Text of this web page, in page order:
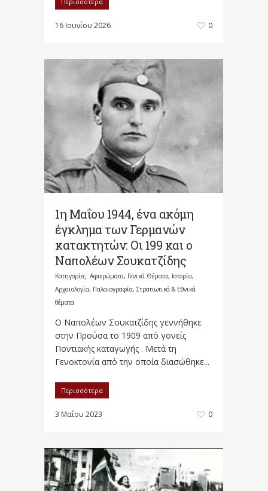
16 Ιουνίου 2026 0
1η Μαΐου 1944, ένα ακόμη
έγκλημα των Γερμανών
κατακτητών: Οι 199 και ο
Ναπολέων Σουκατζίδης
Κατηγορίες: Αφιερώματα, Γενικά Θέματα, Ιστορία,
Αρχαιολογία, Παλαιογραφία, Στρατιωτικά & Εθνικά
θέματα
Ο Ναπολέων Σουκατζίδης γεννήθηκε
στην Προύσα το 1909 από γονείς
Ποντιακής καταγωγής . Μετά τη
Γενοκτονία από την οποία διασώθηκε...
Περισσότερα
3 Μαΐου 2023 0